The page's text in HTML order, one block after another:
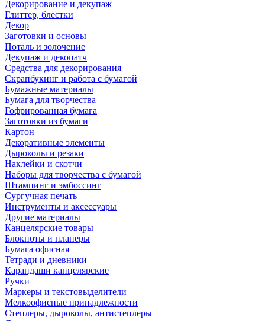
Декорирование и декупаж
Глиттер, блестки
Декор
Заготовки и основы
Поталь и золочение
Декупаж и декопатч
Средства для декорирования
Скрапбукинг и работа с бумагой
Бумажные материалы
Бумага для творчества
Гофрированная бумага
Заготовки из бумаги
Картон
Декоративные элементы
Дыроколы и резаки
Наклейки и скотчи
Наборы для творчества с бумагой
Штампинг и эмбоссинг
Сургучная печать
Инструменты и аксессуары
Другие материалы
Канцелярские товары
Блокноты и планеры
Бумага офисная
Тетради и дневники
Карандаши канцелярские
Ручки
Маркеры и текстовыделители
Мелкоофисные принадлежности
Степлеры, дыроколы, антистеплеры